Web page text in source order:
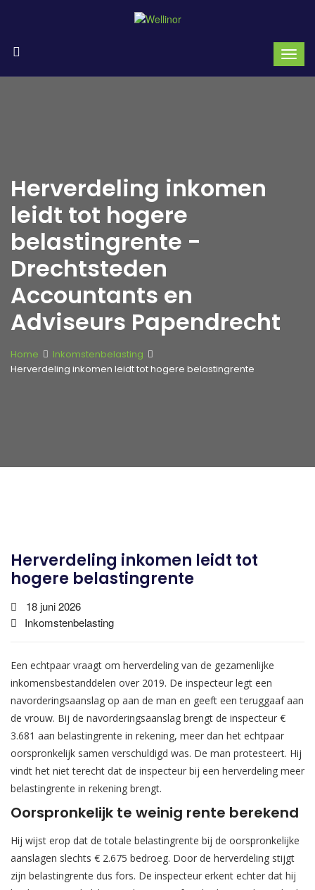
Herverdeling inkomen
leidt tot hogere
belastingrente -
Drechtsteden
Accountants en
Adviseurs Papendrecht
Home
Inkomstenbelasting
Herverdeling inkomen leidt tot hogere belastingrente
Herverdeling inkomen leidt tot
hogere belastingrente
18 juni 2026
Inkomstenbelasting
Een echtpaar vraagt om herverdeling van de gezamenlijke
inkomensbestanddelen over 2019. De inspecteur legt een
navorderingsaanslag op aan de man en geeft een teruggaaf aan
de vrouw. Bij de navorderingsaanslag brengt de inspecteur €
3.681 aan belastingrente in rekening, meer dan het echtpaar
oorspronkelijk samen verschuldigd was. De man protesteert. Hij
vindt het niet terecht dat de inspecteur bij een herverdeling meer
belastingrente in rekening brengt.
Oorspronkelijk te weinig rente berekend
Hij wijst erop dat de totale belastingrente bij de oorspronkelijke
aanslagen slechts € 2.675 bedroeg. Door de herverdeling stijgt
zijn belastingrente dus fors. De inspecteur erkent echter dat hij